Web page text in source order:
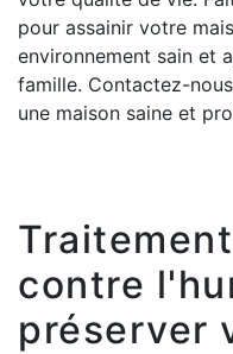
pour assainir votre
environnement sain et
famille. Contactez-
une maison saine et
contre
préserver